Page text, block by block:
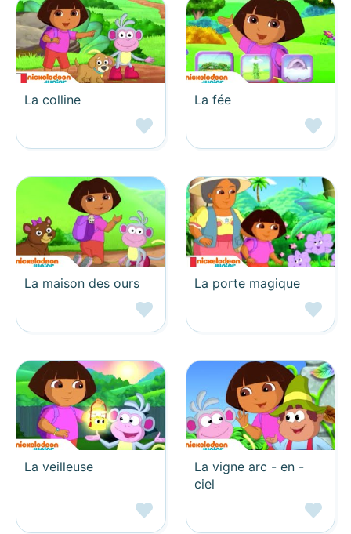
La colline La fée
La maison des ours La porte magique
La veilleuse
La vigne arc - en -
ciel